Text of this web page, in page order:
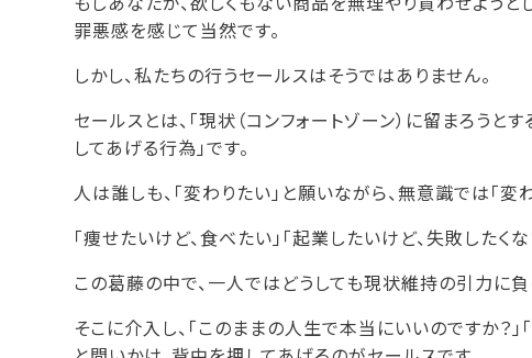
罪悪感を感じて当然です。
しかし、私たちの行うセールスはそうではありません。
セールスとは、「現状（コンフォートゾーン）に留まろう
してあげる行為」です。
人は誰しも、「変わりたい」と願いながら、無意識では「変
「痩せたいけど、食べたい」「起業したいけど、失敗したくな
この葛藤の中で、一人ではどうしても現状維持の引力に負
そこに介入し、「このままの人生で本当にいいのですか？